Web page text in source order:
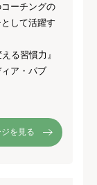
ーチングの
して活躍す
る習慣力』
ア・パブ
を見る